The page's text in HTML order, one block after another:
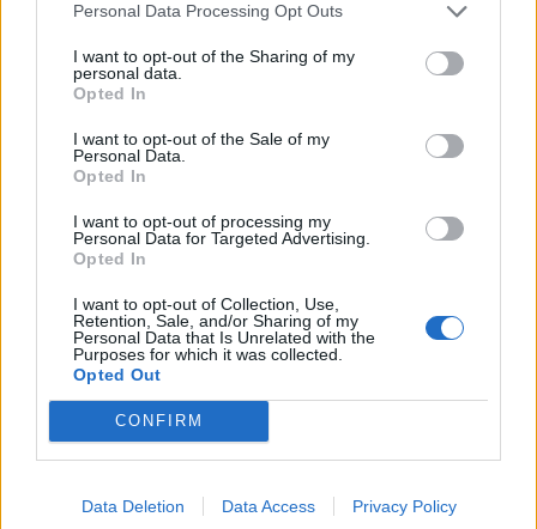
Personal Data Processing Opt Outs
I want to opt-out of the Sharing of my
personal data.
Opted In
I want to opt-out of the Sale of my
Personal Data.
Opted In
I want to opt-out of processing my
Personal Data for Targeted Advertising.
Opted In
I want to opt-out of Collection, Use,
Retention, Sale, and/or Sharing of my
Personal Data that Is Unrelated with the
Purposes for which it was collected.
Opted Out
CONFIRM
Data Deletion Data Access Privacy Policy
Roma sarà tutelata ma i risparmi ci saranno?
«Con tutta Roma illuminata dai led i costi
saranno dimezzati. Questa è una stima ed è
possibile che a regime si riesca ad abbassare
ancora di più il consumo». Avete appena
chiuso un accordo con Open Fiber per
cablare Roma con la banda larga. Cosa
significa per Acea? «Sarà innanzitutto un'altra
opportunità economica per Roma. Per le
opere e la stesura del cavo di fibra saranno
spesi 375 milioni sul territorio. Acea partecipa
con 25 milioni. I lavori stanno per iniziare e
già nelle prossime settimane ci saranno le
prime cablature. Le possibilità tecnologiche
che si apriranno ai romani sono enormi. Ma
anche la nostra azienda ne beneficerà
perché sarà possibile mettere in cantiere altri
200 milioni di euro per lo sviluppo delle
tecnologie di telecontrollo e automazione